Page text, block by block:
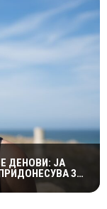
ДЕНОВИ: ЈА
ЗА